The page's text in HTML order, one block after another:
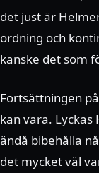
det just är
ordning och
kanske det som
Fortsättningen
kan vara. Lyckas
ändå bibehålla
det mycket väl